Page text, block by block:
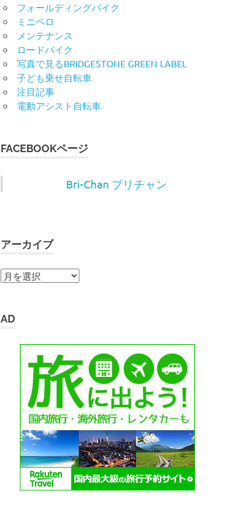
フォールディングバイク
ミニベロ
メンテナンス
ロードバイク
写真で見るBRIDGESTONE GREEN LABEL
子ども乗せ自転車
注目記事
電動アシスト自転車
FACEBOOKページ
Bri-Chan ブリチャン
アーカイブ
ア
イ
AD